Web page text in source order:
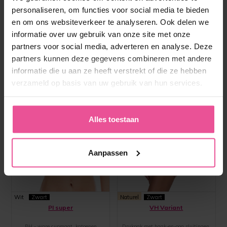
personaliseren, om functies voor social media te bieden
en om ons websiteverkeer te analyseren. Ook delen we
informatie over uw gebruik van onze site met onze
partners voor social media, adverteren en analyse. Deze
partners kunnen deze gegevens combineren met andere
informatie die u aan ze heeft verstrekt of die ze hebben
verzameld op basis van uw gebruik van hun services.
Alles toestaan
Aanpassen
Wit Zwart
PI super
Naturel Zwart
VH Variant